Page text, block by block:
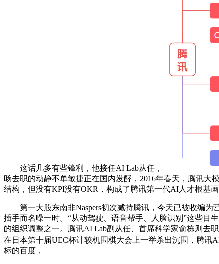
这话几多有些锋利，他接任AI Lab从任，
旸去职的动静不单敏捷正在国内发酵，2016年春天，腾讯
结构，但没有KPI没有OKR，构成了腾讯第一代AI人才根基
第一大股东南非Naspers初次减持腾讯，今天已被收编为
插手而名噪一时。“从动驾驶、语音帮手、人脸识别”这些目
的组织调整之一。腾讯AI Lab副从任、首席科学家俞栋则去
在日本第十届UEC杯计较机围棋大会上一举杀出沉围，腾讯
标的百度，